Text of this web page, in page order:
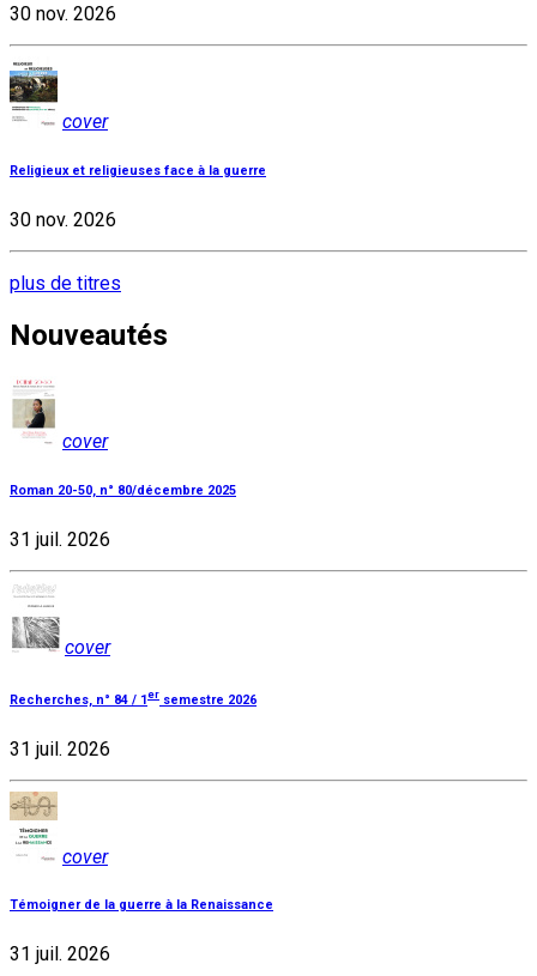
30 nov. 2026
cover
Religieux et religieuses face à la guerre
30 nov. 2026
plus de titres
Nouveautés
cover
Roman 20-50, n° 80/décembre 2025
31 juil. 2026
cover
Recherches, n° 84 / 1er semestre 2026
31 juil. 2026
cover
Témoigner de la guerre à la Renaissance
31 juil. 2026